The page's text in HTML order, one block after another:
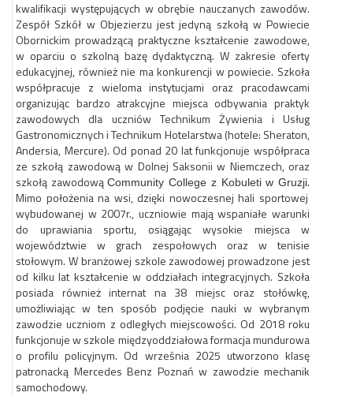
kwalifikacji występujących w obrębie nauczanych zawodów.
Zespół Szkół w Objezierzu jest jedyną szkołą w Powiecie
Obornickim prowadzącą praktyczne kształcenie zawodowe,
w oparciu o szkolną bazę dydaktyczną. W zakresie oferty
edukacyjnej, również nie ma konkurencji w powiecie. Szkoła
współpracuje z wieloma instytucjami oraz pracodawcami
organizując bardzo atrakcyjne miejsca odbywania praktyk
zawodowych dla uczniów Technikum Żywienia i Usług
Gastronomicznych i Technikum Hotelarstwa (hotele: Sheraton,
Andersia, Mercure). Od ponad 20 lat funkcjonuje współpraca
ze szkołą zawodową w Dolnej Saksonii w Niemczech, oraz
szkołą zawodowąCommunity College z Kobuleti w Gruzji.
Mimo położenia na wsi, dzięki nowoczesnej hali sportowej
wybudowanej w 2007r., uczniowie mają wspaniałe warunki
do uprawiania sportu, osiągając wysokie miejsca w
województwie w grach zespołowych oraz w tenisie
stołowym. W branżowej szkole zawodowej prowadzone jest
od kilku lat kształcenie w oddziałach integracyjnych. Szkoła
posiada również internat na 38 miejsc oraz stołówkę,
umożliwiając w ten sposób podjęcie nauki w wybranym
zawodzie uczniom z odległych miejscowości. Od 2018 roku
funkcjonuje w szkole międzyoddziałowa formacja mundurowa
o profilu policyjnym. Od września 2025 utworzono klasę
patronacką Mercedes Benz Poznań w zawodzie mechanik
samochodowy.